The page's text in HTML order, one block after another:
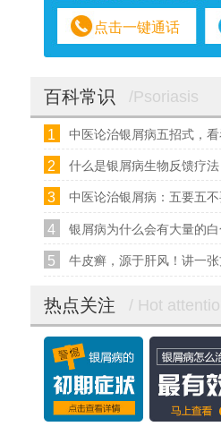
点击一键通话
百科常识 /Psoriasis
1 中医论治银屑病五招式，
2 什么是银屑病生物反馈疗
3 中医论治银屑病：五要五
4 银屑病为什么会有大量的白
5 牛皮癣，源于肝风！讲一
热点关注 / Hot